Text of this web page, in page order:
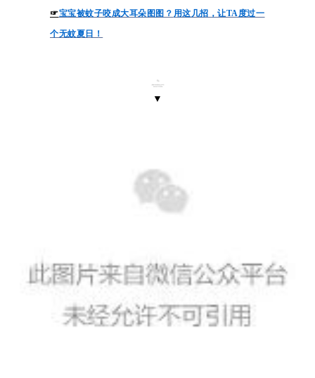
☞宝宝被蚊子咬成大耳朵图图？ 用这几招，让TA度过一
个无蚊夏日！
▼